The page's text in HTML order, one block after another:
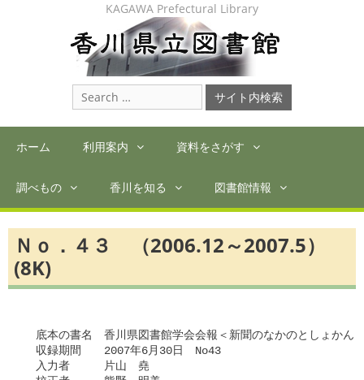
KAGAWA Prefectural Library
Search
for:
ホーム 利用案内 資料をさがす
調べもの 香川を知る 図書館情報
Ｎｏ．４３ （2006.12～2007.5）
(8K)
底本の書名　香川県図書館学会会報＜新聞のなかのとしょかん
収録期間　　2007年6月30日　No43
入力者　　　片山　堯